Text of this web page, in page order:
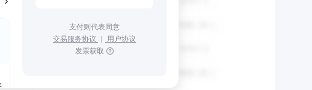
支付则代表同意
交易服务协议 ｜ 用户协议
发票获取